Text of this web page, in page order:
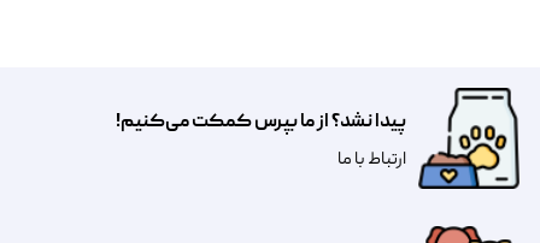
پیدا نشد؟ از ما بپرس کمکت می‌کنیم!
​​​ارتباط با ما